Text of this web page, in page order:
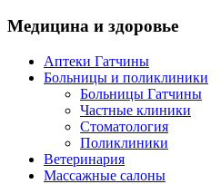
Медицина и здоровье
Аптеки Гатчины
Больницы и поликлиники
Больницы Гатчины
Частные клиники
Стоматология
Поликлиники
Ветеринария
Массажные салоны